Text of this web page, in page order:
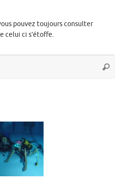
pouvez toujours consulter
celui ci s’étoffe.